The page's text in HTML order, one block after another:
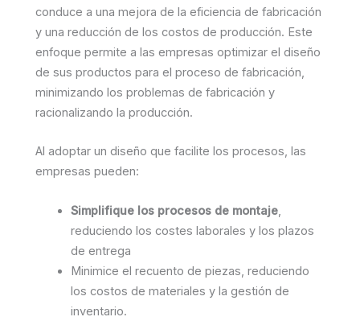
conduce a una mejora de la eficiencia de fabricación
y una reducción de los costos de producción. Este
enfoque permite a las empresas optimizar el diseño
de sus productos para el proceso de fabricación,
minimizando los problemas de fabricación y
racionalizando la producción.
Al adoptar un diseño que facilite los procesos, las
empresas pueden:
Simplifique los procesos de montaje,
reduciendo los costes laborales y los plazos
de entrega
Minimice el recuento de piezas, reduciendo
los costos de materiales y la gestión de
inventario.